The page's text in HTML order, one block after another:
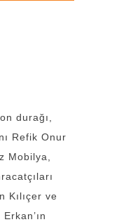
durağı,
Refik Onur
Mobilya,
Kılıçer ve